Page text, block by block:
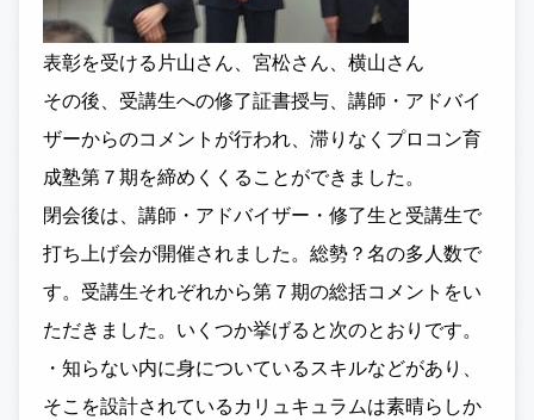
表彰を受ける片山さん、宮松さん、横山さん
その後、受講生への修了証書授与、講師・アドバイ
ザーからのコメントが行われ、滞りなくプロコン育
成塾第７期を締めくくることができました。
閉会後は、講師・アドバイザー・修了生と受講生で
打ち上げ会が開催されました。総勢？名の多人数で
す。受講生それぞれから第７期の総括コメントをい
ただきました。いくつか挙げると次のとおりです。
・知らない内に身についているスキルなどがあり、
そこを設計されているカリュキュラムは素晴らしか